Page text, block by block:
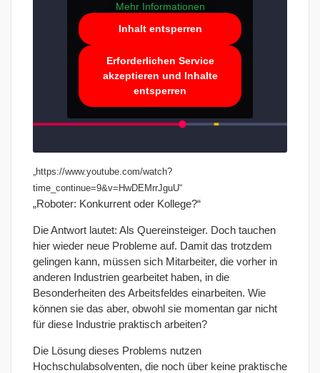
Mehr Informationen
Inhalt entsperren
Erforderlichen Service
akzeptieren und Inhalte
entsperren
„https://www.youtube.com/watch?
time_continue=9&v=HwDEMrrJguU“
„Roboter: Konkurrent oder Kollege?“
Die Antwort lautet: Als Quereinsteiger. Doch tauchen
hier wieder neue Probleme auf. Damit das trotzdem
gelingen kann, müssen sich Mitarbeiter, die vorher in
anderen Industrien gearbeitet haben, in die
Besonderheiten des Arbeitsfeldes einarbeiten. Wie
können sie das aber, obwohl sie momentan gar nicht
für diese Industrie praktisch arbeiten?
Die Lösung dieses Problems nutzen
Hochschulabsolventen, die noch über keine praktische